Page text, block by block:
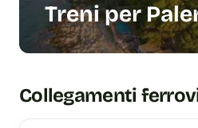
Treni per
Collegamenti